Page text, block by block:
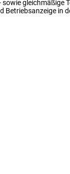
gleichmäßige
in